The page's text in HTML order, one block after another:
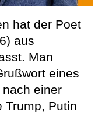
hat der Poet
aus
Man
eines
einer
Trump, Putin